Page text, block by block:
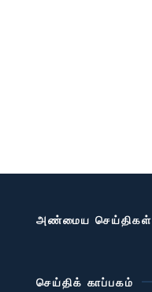
அண்மைய செய்திகள்
செய்திக் காப்பகம்